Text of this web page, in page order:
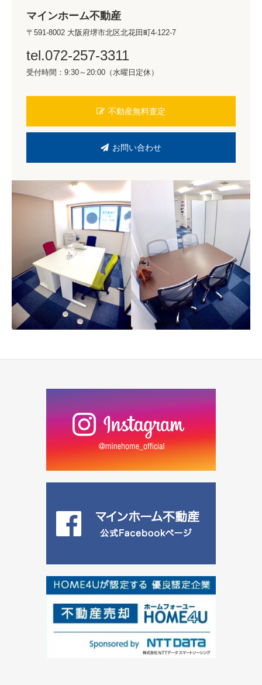
マインホーム不動産
〒591-8002 大阪府堺市北区北花田町4-122-7
tel.072-257-3311
受付時間：9:30～20:00（水曜日定休）
不動産無料査定
お問い合わせ